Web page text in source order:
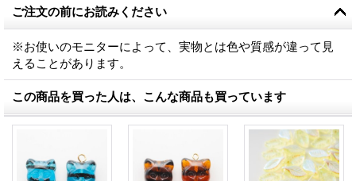
ご注文の前にお読みください
※お使いのモニターによって、実物とは色や質感が違って見
えることがあります。
この商品を買った人は、こんな商品も買っています